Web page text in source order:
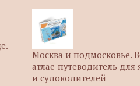
Москва и подмосковье.
атлас-путеводитель для
и судоводителей